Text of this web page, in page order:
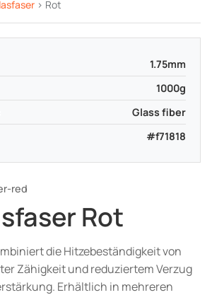
> Rot
red
Rot
die Hitzebeständigkeit von
Zähigkeit und reduziertem Verzug
Erhältlich in mehreren
1.75mm
1000g
Glass fiber
#f71818